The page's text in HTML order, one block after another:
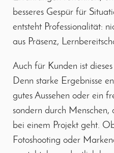
besseres Gespür für
entsteht Professionalität:
aus Präsenz,
Auch für Kunden ist
Denn starke Ergebnisse
gutes Aussehen oder ein
sondern durch Menschen,
bei einem Projekt geht.
Fotoshooting oder